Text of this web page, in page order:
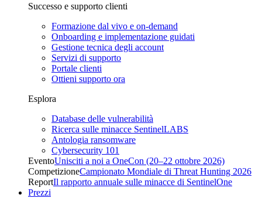
Successo e supporto clienti
Formazione dal vivo e on-demand
Onboarding e implementazione guidati
Gestione tecnica degli account
Servizi di supporto
Portale clienti
Ottieni supporto ora
Esplora
Database delle vulnerabilità
Ricerca sulle minacce SentinelLABS
Antologia ransomware
Cybersecurity 101
EventoUnisciti a noi a OneCon (20–22 ottobre 2026)
CompetizioneCampionato Mondiale di Threat Hunting 2026
ReportIl rapporto annuale sulle minacce di SentinelOne
Prezzi